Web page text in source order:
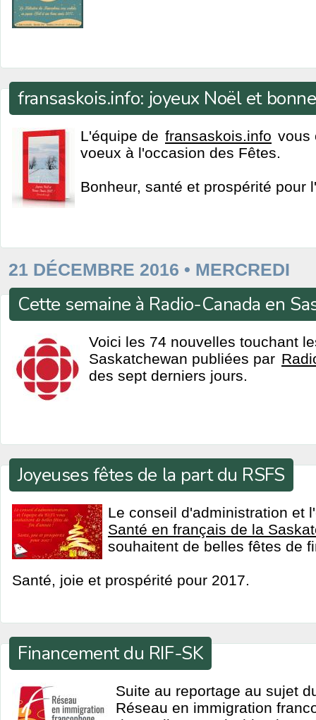
fransaskois.info: joyeux Noël et
L'équipe de fransaskois.info vous
voeux à l'occasion des Fêtes.
Bonheur, santé et prospérité pour
21 DÉCEMBRE 2016 • MERCREDI
Cette semaine à Radio-Canada en
Voici les 74 nouvelles touchant
Saskatchewan publiées par
des sept derniers jours.
Joyeuses fêtes de la part du RSFS
Le conseil d'administration et
Santé en français de la
souhaitent de belles fêtes de
Santé, joie et prospérité pour 2017.
Financement du RIF-SK
Suite au reportage au sujet
Réseau en immigration